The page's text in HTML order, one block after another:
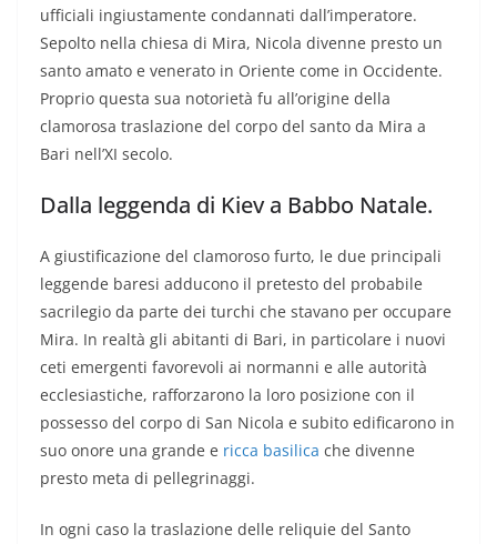
ufficiali ingiustamente condannati dall’imperatore.
Sepolto nella chiesa di Mira, Nicola divenne presto un
santo amato e venerato in Oriente come in Occidente.
Proprio questa sua notorietà fu all’origine della
clamorosa traslazione del corpo del santo da Mira a
Bari nell’XI secolo.
Dalla leggenda di Kiev a Babbo Natale.
A giustificazione del clamoroso furto, le due principali
leggende baresi adducono il pretesto del probabile
sacrilegio da parte dei turchi che stavano per occupare
Mira. In realtà gli abitanti di Bari, in particolare i nuovi
ceti emergenti favorevoli ai normanni e alle autorità
ecclesiastiche, rafforzarono la loro posizione con il
possesso del corpo di San Nicola e subito edificarono in
suo onore una grande e ricca basilica che divenne
presto meta di pellegrinaggi.
In ogni caso la traslazione delle reliquie del Santo